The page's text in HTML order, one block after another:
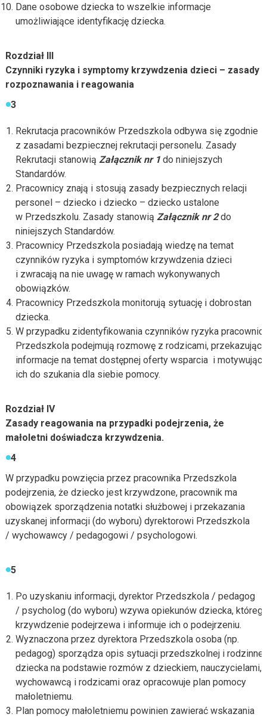
Dane osobowe dziecka to wszelkie informacje
umożliwiające identyfikację dziecka.
Rozdział III
Czynniki ryzyka i symptomy krzywdzenia dzieci – zasady
rozpoznawania i reagowania
3
Rekrutacja pracowników Przedszkola odbywa się zgodnie
z zasadami bezpiecznej rekrutacji personelu. Zasady
Rekrutacji stanowią Załącznik nr 1do niniejszych
Standardów.
Pracownicy znają i stosują zasady bezpiecznych relacji
personel – dziecko i dziecko – dziecko ustalone
w Przedszkolu. Zasady stanowią Załącznik nr 2do
niniejszych Standardów.
Pracownicy Przedszkola posiadają wiedzę na temat
czynników ryzyka i symptomów krzywdzenia dzieci
i zwracają na nie uwagę w ramach wykonywanych
obowiązków.
Pracownicy Przedszkola monitorują sytuację i dobrostan
dziecka.
W przypadku zidentyfikowania czynników ryzyka
Przedszkola podejmują rozmowę z rodzicami, przekazując
informacje na temat dostępnej oferty wsparcia i motywując
ich do szukania dla siebie pomocy.
Rozdział IV
Zasady reagowania na przypadki podejrzenia, że
małoletni doświadcza krzywdzenia.
4
W przypadku powzięcia przez pracownika Przedszkola
podejrzenia, że dziecko jest krzywdzone, pracownik ma
obowiązek sporządzenia notatki służbowej i przekazania
uzyskanej informacji (do wyboru) dyrektorowi Przedszkola
/ wychowawcy / pedagogowi / psychologowi.
5
Po uzyskaniu informacji, dyrektor Przedszkola / pedagog
/ psycholog (do wyboru) wzywa opiekunów dziecka,
krzywdzenie podejrzewa i informuje ich o podejrzeniu.
Wyznaczona przez dyrektora Przedszkola osoba (np.
pedagog) sporządza opis sytuacji przedszkolnej i rodzinnej
dziecka na podstawie rozmów z dzieckiem, nauczycielami,
wychowawcą i rodzicami oraz opracowuje plan pomocy
małoletniemu.
Plan pomocy małoletniemu powinien zawierać wskazania